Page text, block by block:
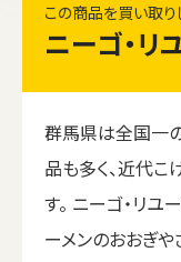
この商品を買い取り
ニーゴ・リ
群馬県は全国一
品も多く、近代
す。 ニーゴ・リ
ーメンのおおぎ